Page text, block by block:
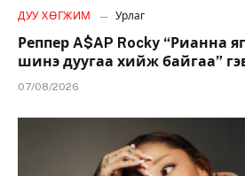
ДУУ ХӨГЖИМ Урлаг
Реппер A$AP Rocky “Рианна
шинэ дуугаа хийж байгаа”
07/08/2026